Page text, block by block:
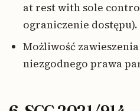
at rest with sole
ograniczenie dostępu).
Możliwość
niezgodnego prawa